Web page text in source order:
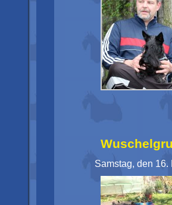
Samstag, den 16.